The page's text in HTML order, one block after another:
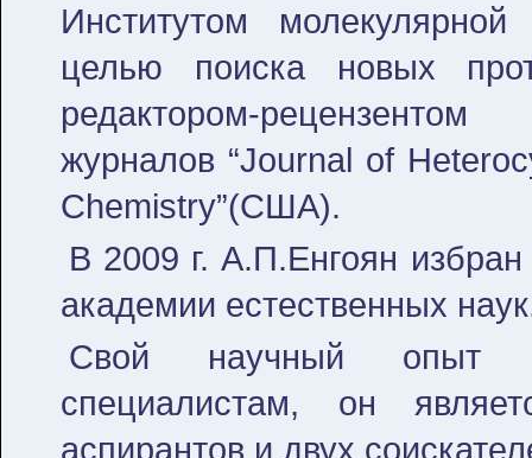
Институтом
целью поиска новых
редактором-
журналов “Journal of
Chemistry”(США).
В 2009 г. А.П.Енгоян
академии естественных
Свой научный опыт
специалистам, он
аспирантов и двух